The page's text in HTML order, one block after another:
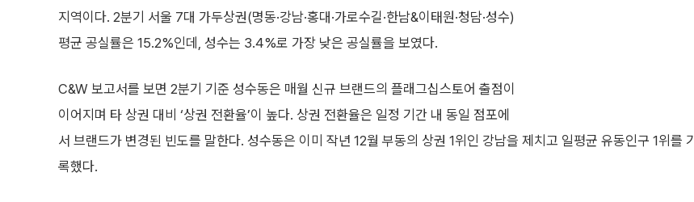
지역이다. 2분기 서울 7대 가두상권(명동·강남·홍대·가로수길·한남&이태원·청담·성수)
평균 공실률은 15.2%인데, 성수는 3.4%로 가장 낮은 공실률을 보였다.
C&W 보고서를 보면 2분기 기준 성수동은 매월 신규 브랜드의 플래그십스토어 출점이
이어지며 타 상권 대비 ‘상권 전환율’이 높다. 상권 전환율은 일정 기간 내 동일 점포에
서 브랜드가 변경된 빈도를 말한다. 성수동은 이미 작년 12월 부동의 상권 1위인 강남을 제치고 일평균 유동인구 1위를 기
록했다.